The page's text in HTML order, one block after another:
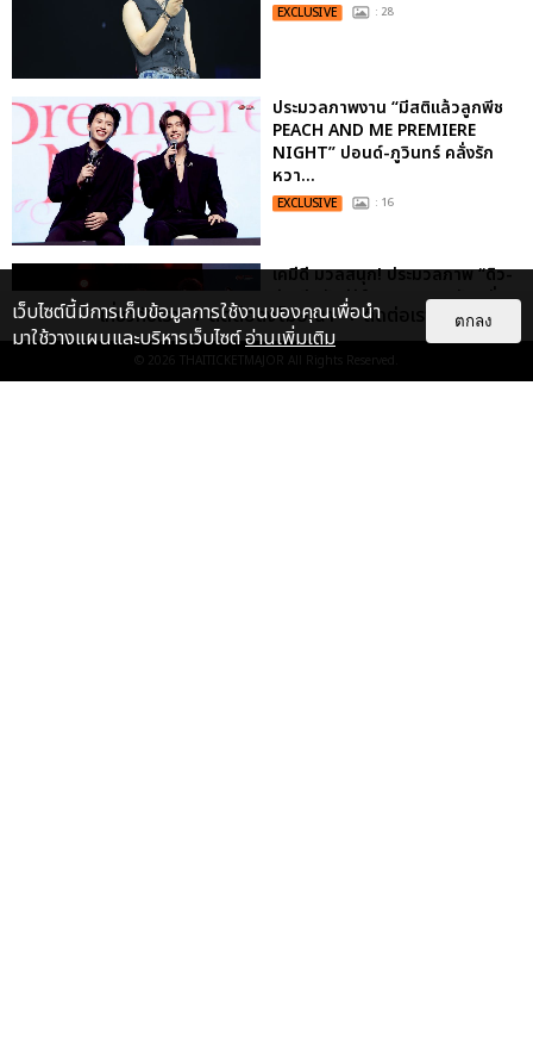
EXCLUSIVE : 28
ประมวลภาพงาน “มีสติแล้วลูกพีช
PEACH AND ME PREMIERE
NIGHT” ปอนด์-ภูวินทร์ คลั่งรัก
หวา...
EXCLUSIVE : 16
เคมีดี มวลสนุก! ประมวลภาพ “ดิว-
ธี” เปิดตัวซีรีส์ “MR.KILL มังงะสั่ง
ตาย” ในงาน “MR.KILL...
EXCLUSIVE
เกี่ยวกับเรา ติดต่อลงโฆษณา ติดต่อเรา
© 2026 THAITICKETMAJOR All Rights Reserved.
เว็บไซต์นี้มีการเก็บข้อมูลการใช้งานของคุณเพื่อนำ
มาใช้วางแผนและบริหารเว็บไซต์อ่านเพิ่มเติม
ตกลง